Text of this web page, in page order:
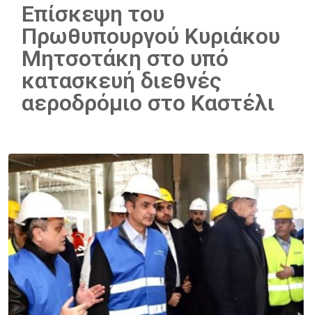
Eπίσκεψη του
Πρωθυπουργού Κυριάκου
Μητσοτάκη στο υπό
κατασκευή διεθνές
αεροδρόμιο στο Καστέλι